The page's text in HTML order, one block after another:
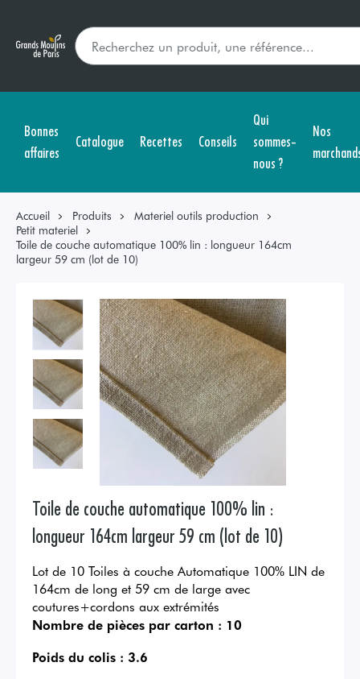
Bonnes
affaires
Catalogue Recettes Conseils
Qui
sommes-
nous ?
Nos
Accueil Produits
Materiel outils production
Petit materiel
Toile de couche automatique 100% lin : longueur 164cm
largeur 59 cm (lot de 10)
Toile de couche automatique 100% lin :
longueur 164cm largeur 59 cm (lot de 10)
Lot de 10 Toiles à couche Automatique 100% LIN de
164cm de long et 59 cm de large avec
coutures+cordons aux extrémités
Nombre de pièces par carton : 10
Poids du colis : 3.6